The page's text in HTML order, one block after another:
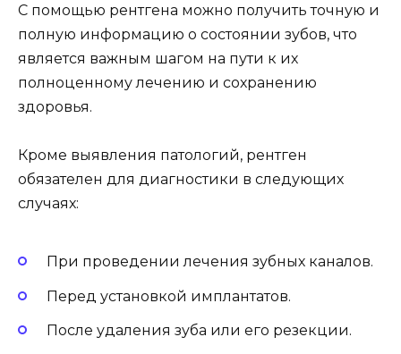
С помощью рентгена можно получить точную и
полную информацию о состоянии зубов, что
является важным шагом на пути к их
полноценному лечению и сохранению
здоровья.
Кроме выявления патологий, рентген
обязателен для диагностики в следующих
случаях:
При проведении лечения зубных каналов.
Перед установкой имплантатов.
После удаления зуба или его резекции.